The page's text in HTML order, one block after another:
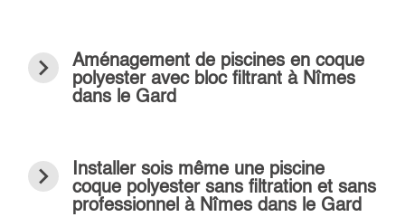
navigate_next
Aménagement de piscines en coque
polyester avec bloc filtrant à Nîmes
dans le Gard
navigate_next
Installer sois même une piscine
coque polyester sans filtration et sans
professionnel à Nîmes dans le Gard